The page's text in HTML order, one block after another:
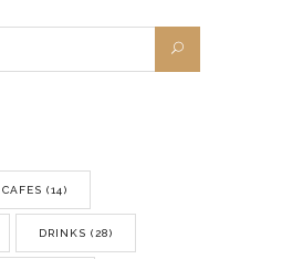
CAFES (14)
DRINKS (28)